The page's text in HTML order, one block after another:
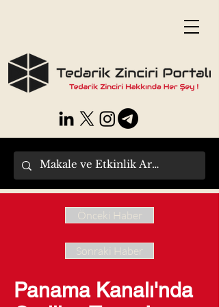
Önceki Haber
Sonraki Haber
Panama Kanalı'nda